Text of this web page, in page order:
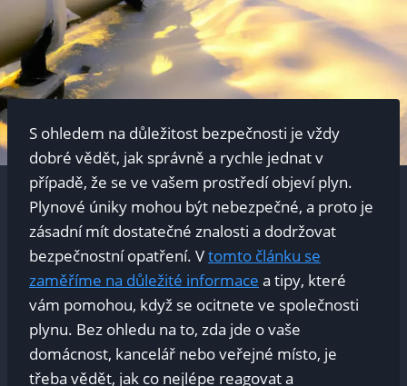
S ohledem na důležitost bezpečnosti je vždy
dobré vědět, jak správně a rychle jednat v
případě, že se ve vašem prostředí objeví plyn.
Plynové úniky mohou být nebezpečné, a proto je
zásadní mít dostatečné znalosti a dodržovat
bezpečnostní opatření. Vtomto článku se
zaměříme na důležité informace a tipy, které
vám pomohou, když se ocitnete ve společnosti
plynu. Bez ohledu na to, zda jde o vaše
domácnost, kancelář nebo veřejné místo, je
třeba vědět, jak co nejlépe reagovat a